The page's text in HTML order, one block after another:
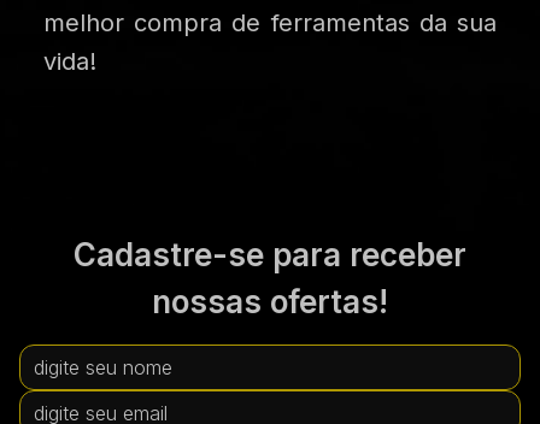
melhor compra de ferramentas da sua
vida!
Cadastre-se para receber
nossas ofertas!